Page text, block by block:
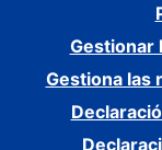
Gestionar
Gestiona las